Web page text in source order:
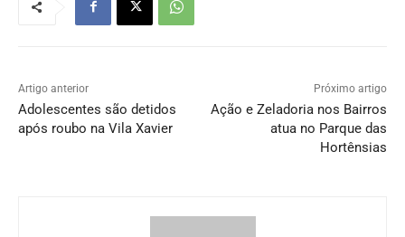
Artigo anterior
Adolescentes são detidos
após roubo na Vila Xavier
Próximo artigo
Ação e Zeladoria nos Bairros
atua no Parque das
Hortênsias